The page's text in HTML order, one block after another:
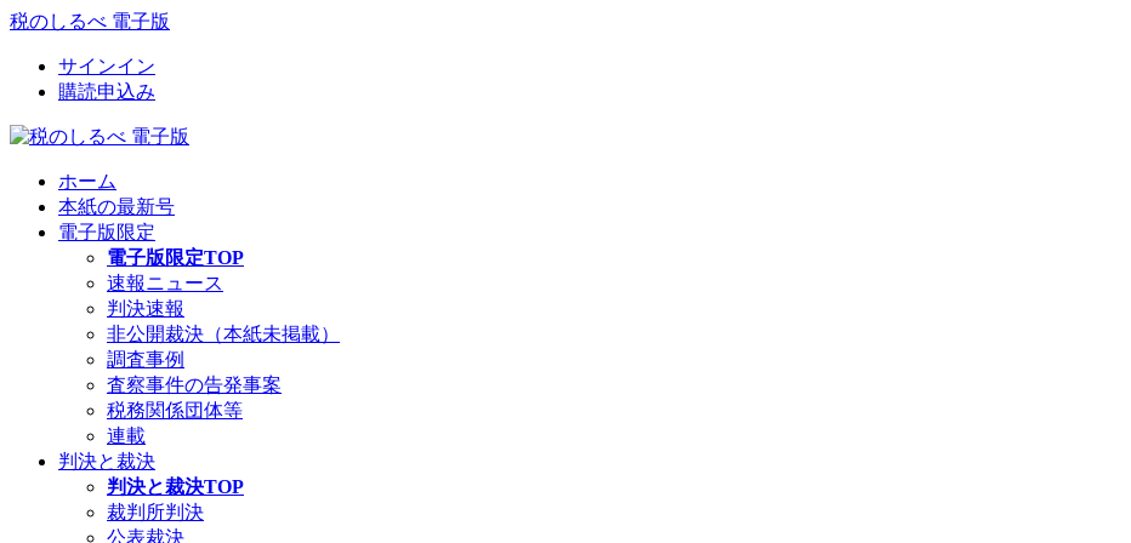
税のしるべ 電子版
サインイン
購読申込み
ホーム
本紙の最新号
電子版限定
電子版限定TOP
速報ニュース
判決速報
非公開裁決（本紙未掲載）
調査事例
査察事件の告発事案
税務関係団体等
連載
判決と裁決
判決と裁決TOP
裁判所判決
公表裁決